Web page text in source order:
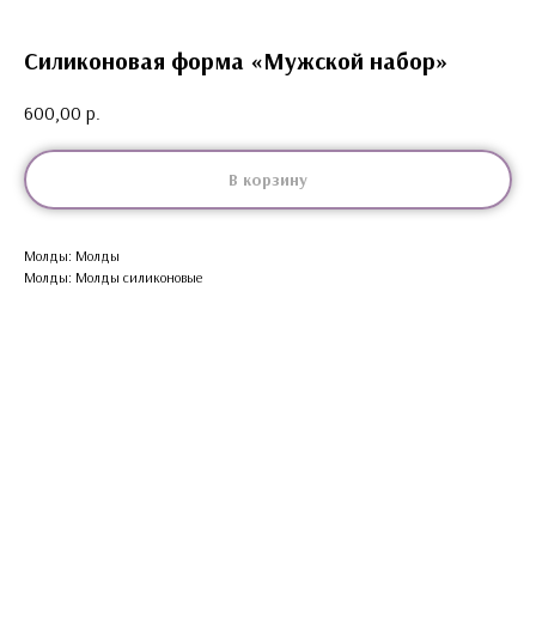
Силиконовая форма «Мужской набор»
600,00 р.
В корзину
Молды: Молды
Молды: Молды силиконовые